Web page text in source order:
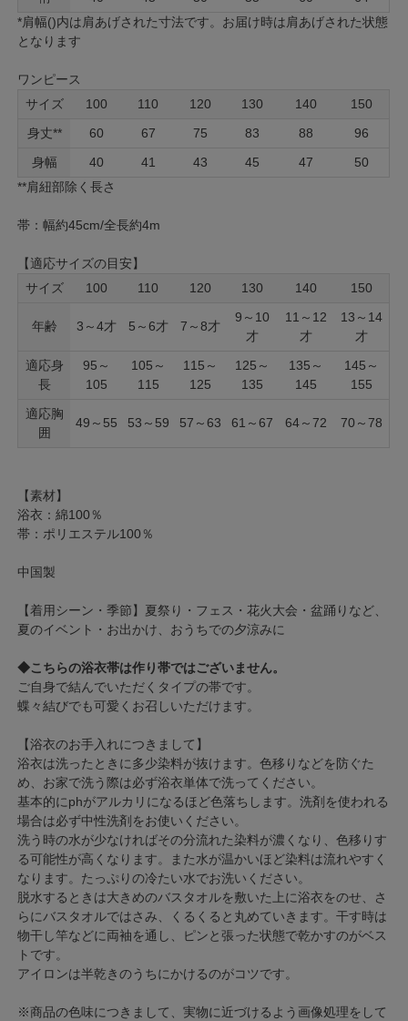
*肩幅()内は肩あげされた寸法です。お届け時は肩あげされた状態
となります
ワンピース
サイズ
100 110 120 130 140
150
身丈**
60 67 75 83 88
96
身幅
40 41 43 45 47
50
**肩紐部除く長さ
帯：幅約45cm/全長約4m
【適応サイズの目安】
サイズ
100 110 120 130 140 150
年齢 3～4才 5～6才 7～8才
9～10
才
11～12
才
13～14
才
適応身
長
95～
105
105～
115
115～
125
125～
135
135～
145
145～
155
適応胸
囲
49～55 53～59 57～63 61～67 64～72 70～78
【素材】
浴衣：綿100％
帯：ポリエステル100％
中国製
【着用シーン・季節】夏祭り・フェス・花火大会・盆踊りなど、
夏のイベント・お出かけ、おうちでの夕涼みに
◆こちらの浴衣帯は作り帯ではございません。
ご自身で結んでいただくタイプの帯です。
蝶々結びでも可愛くお召しいただけます。
【浴衣のお手入れにつきまして】
浴衣は洗ったときに多少染料が抜けます。色移りなどを防ぐた
め、お家で洗う際は必ず浴衣単体で洗ってください。
基本的にphがアルカリになるほど色落ちします。洗剤を使われる
場合は必ず中性洗剤をお使いください。
洗う時の水が少なければその分流れた染料が濃くなり、色移りす
る可能性が高くなります。また水が温かいほど染料は流れやすく
なります。たっぷりの冷たい水でお洗いください。
脱水するときは大きめのバスタオルを敷いた上に浴衣をのせ、さ
らにバスタオルではさみ、くるくると丸めていきます。干す時は
物干し竿などに両袖を通し、ピンと張った状態で乾かすのがベス
トです。
アイロンは半乾きのうちにかけるのがコツです。
※商品の色味につきまして、実物に近づけるよう画像処理をして